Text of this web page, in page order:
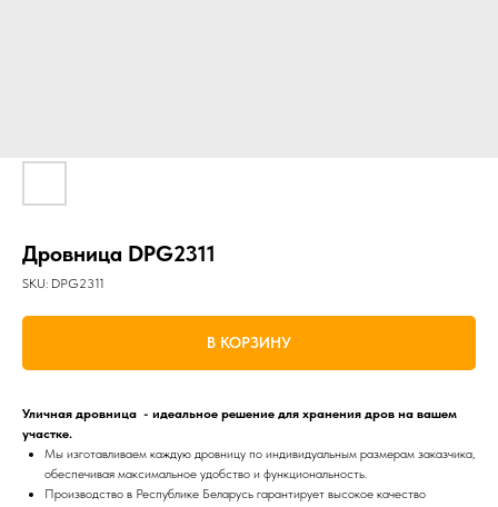
Дровница DPG2311
SKU: DPG2311
В КОРЗИНУ
Уличная дровница - идеальное решение для хранения дров на вашем
участке.
Мы изготавливаем каждую дровницу по индивидуальным размерам заказчика,
обеспечивая максимальное удобство и функциональность.
Производство в Республике Беларусь гарантирует высокое качество